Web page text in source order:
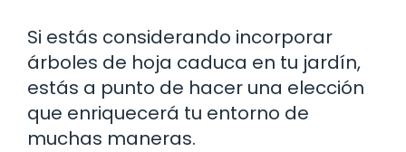
Si estás considerando incorporar
árboles de hoja caduca en tu jardín,
estás a punto de hacer una elección
que enriquecerá tu entorno de
muchas maneras.